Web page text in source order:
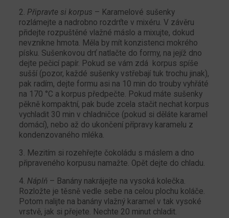
2. Připravte si korpus – Karamelové sušenky
rozlámejte a nadrobno rozdrťte v mixéru. V závěru
přidejte rozpuštěné vlažné máslo a mixujte, dokud
nevznikne hmota. Měla by mít konzistenci mokrého
písku. Sušenkovou drť natlačte do formy, na jejíž dno
dejte pečicí papír. Pokud se vám zdá korpus spíše
sušší (pozor, každé sušenky vstřebají tuk trochu jinak),
pak radím, dejte formu asi na 10 min do trouby vyhřáté
na 170 °C a korpus předpečte. Pokud máte sušenky
pěkně kompaktní, pak bude zcela stačit nechat korpus
vychladit 30 min v chladničce (pokud si děláte karamel
domácí), nebo až do ukončení přípravy karamelu z
kondenzovaného mléka.
3. Mezitím si rozehřejte čokoládu s máslem a dno
připraveného korpusu namažte. Opět dejte do chladu.
4. Náplň – Banány nakrájejte na vysoká kolečka.
Rozložte je těsně vedle sebe na celou plochu koláče.
Potom nalijte na banány vlažný karamel v tak vysoké
vrstvě, jak si přejete. Nechte 20 minut chladit.